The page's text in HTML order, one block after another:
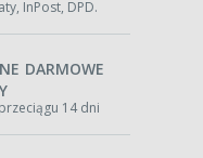
InPost, DPD.
DARMOWE
14 dni